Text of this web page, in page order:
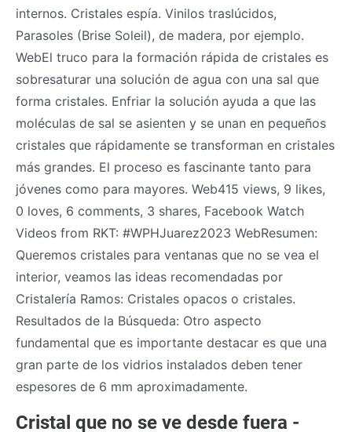
internos. Cristales espía. Vinilos traslúcidos,
Parasoles (Brise Soleil), de madera, por ejemplo.
WebEl truco para la formación rápida de cristales es
sobresaturar una solución de agua con una sal que
forma cristales. Enfriar la solución ayuda a que las
moléculas de sal se asienten y se unan en pequeños
cristales que rápidamente se transforman en cristales
más grandes. El proceso es fascinante tanto para
jóvenes como para mayores. Web415 views, 9 likes,
0 loves, 6 comments, 3 shares, Facebook Watch
Videos from RKT: #WPHJuarez2023 WebResumen:
Queremos cristales para ventanas que no se vea el
interior, veamos las ideas recomendadas por
Cristalería Ramos: Cristales opacos o cristales.
Resultados de la Búsqueda: Otro aspecto
fundamental que es importante destacar es que una
gran parte de los vidrios instalados deben tener
espesores de 6 mm aproximadamente.
Cristal que no se ve desde fuera -